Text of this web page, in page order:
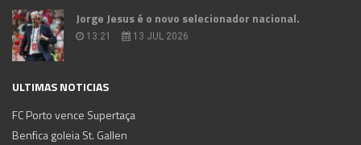
Jorge Jesus é o novo selecionador nacional.
13:21 13 JUL 2026
ULTIMAS NOTICIAS
FC Porto vence Supertaça
Benfica goleia St. Gallen